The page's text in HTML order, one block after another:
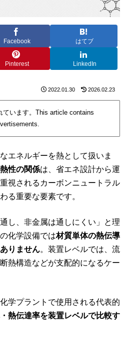
Facebook はてブ
Pinterest LinkedIn
2022.01.30 2026.02.23
ています。This article contains
エネルギーを熱として扱いま
性の関係は、省エネ設計から運
視されるカーボンニュートラル
る重要な要素です。
し、非金属は通しにくい」と理
化学設備では材質単体の熱伝導
りません。装置レベルでは、流
熱構造などが支配的になるケー
学プラントで使用される代表的
熱伝達率を装置レベルで比較す